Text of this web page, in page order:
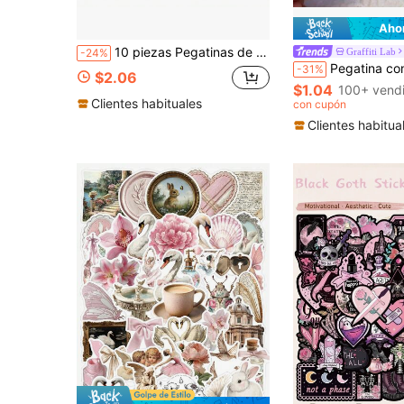
-24% 10 piezas Pegatinas de dibujos animados con frases inspiradoras en español, citas de energía positiva y frases alentadoras, 20.5x16.8cm, adecuadas para scrapbooking, envolver regalos, DIY
$2.06
Clientes habituales
Graffiti Lab
-31% Pegatina con forma asimétrica "Vete, estoy leyendo" - Diseño de rana linda con libros, gafas y patrón floral, papel mate, adecuado para Kindle, portátil, biblioteca, librería - Decoración de rincón de lectura (rosa/
$1.04 100+
con cupón
Clientes